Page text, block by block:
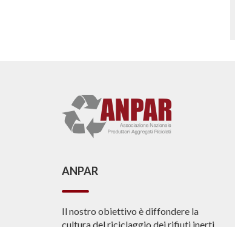
ANPAR
Il nostro obiettivo è diffondere la
cultura del riciclaggio dei rifiuti inerti